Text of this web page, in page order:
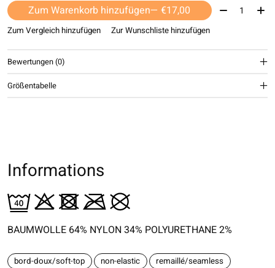
Zum Warenkorb hinzufügen — €17,00 Menge:
Zum Vergleich hinzufügen Zur Wunschliste hinzufügen
Bewertungen (0)
Größentabelle
Informations
BAUMWOLLE 64% NYLON 34% POLYURETHANE 2%
bord-doux/soft-top non-elastic remaillé/seamless